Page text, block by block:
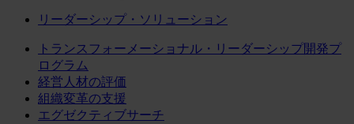
リーダーシップ・ソリューション
トランスフォーメーショナル・リーダーシップ開発プ
ログラム
経営人材の評価
組織変革の支援
エグゼクティブサーチ